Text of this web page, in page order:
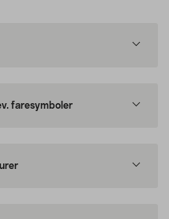
faresymboler